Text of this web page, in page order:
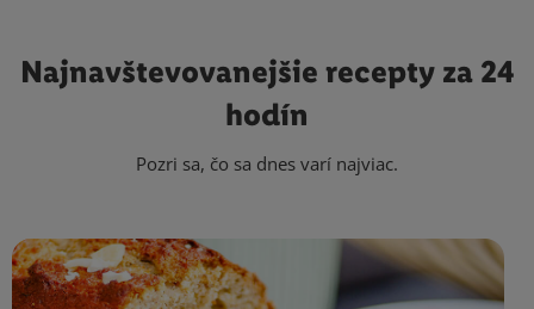
Najnavštevovanejšie recepty za 24
hodín
Pozri sa, čo sa dnes varí najviac.